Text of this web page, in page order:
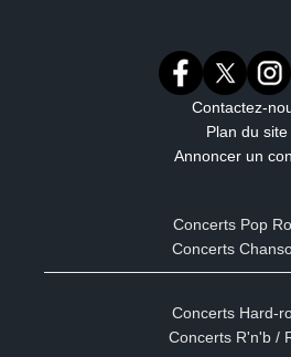
Contactez-
Plan du site
Annoncer un
Concerts Pop
Concerts
Concerts Hard-
Concerts R'n'b /